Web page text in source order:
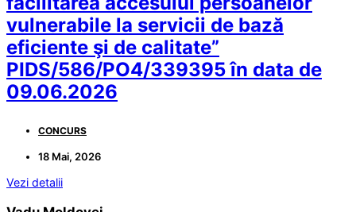
vulnerabile la servicii de bază
eficiente şi de calitate”
PIDS/586/PO4/339395 în data de
09.06.2026
CONCURS
18 Mai, 2026
Vezi detalii